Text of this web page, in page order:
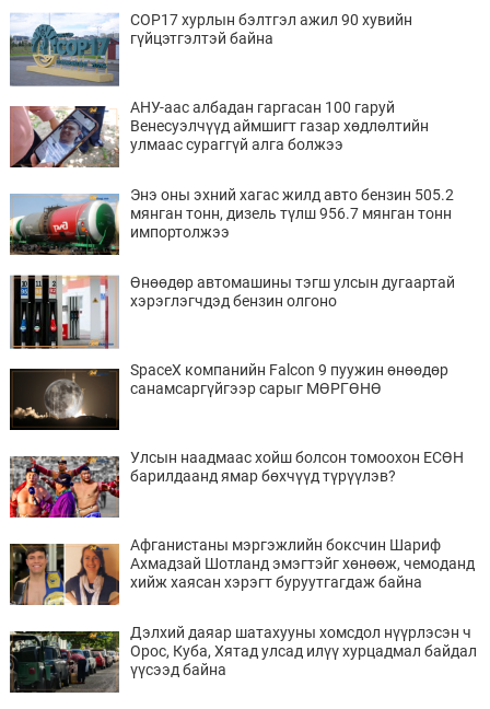
COP17 хурлын бэлтгэл ажил 90 хувийн
гүйцэтгэлтэй байна
АНУ-аас албадан гаргасан 100 гаруй
Венесуэлчүүд аймшигт газар хөдлөлтийн
улмаас сураггүй алга болжээ
Энэ оны эхний хагас жилд авто бензин 505.2
мянган тонн, дизель түлш 956.7 мянган тонн
импортолжээ
Өнөөдөр автомашины тэгш улсын дугаартай
хэрэглэгчдэд бензин олгоно
SpaceX компанийн Falcon 9 пуужин өнөөдөр
санамсаргүйгээр сарыг МӨРГӨНӨ
Улсын наадмаас хойш болсон томоохон ЕСӨН
барилдаанд ямар бөхчүүд түрүүлэв?
Афганистаны мэргэжлийн боксчин Шариф
Ахмадзай Шотланд эмэгтэйг хөнөөж, чемоданд
хийж хаясан хэрэгт буруутгагдаж байна
Дэлхий даяар шатахууны хомсдол нүүрлэсэн ч
Орос, Куба, Хятад улсад илүү хурцадмал байдал
үүсээд байна